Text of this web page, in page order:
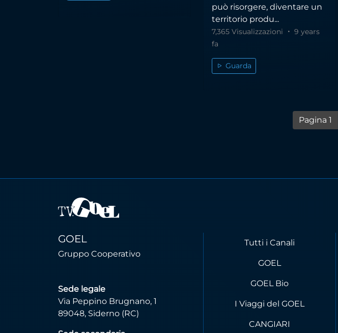
può risorgere, diventare un
territorio produ...
7,365 Visualizzazioni
9 years
fa
Guarda
Pagina 1
GOEL
Gruppo Cooperativo
Sede legale
Via Peppino Brugnano, 1
89048, Siderno (RC)
Tutti i Canali
GOEL
GOEL Bio
I Viaggi del GOEL
CANGIARI